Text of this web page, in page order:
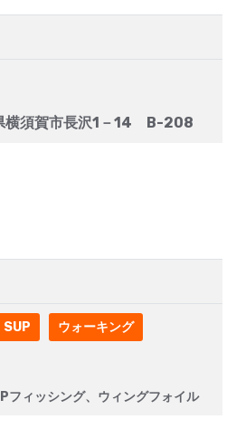
横須賀市長沢1－14 B-208
SUP ウォーキング
フィッシング、ウィングフォイル